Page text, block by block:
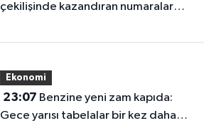
çekilişinde kazandıran numaralar
Ekonomi
23:07
Gece yarısı tabelalar bir kez daha